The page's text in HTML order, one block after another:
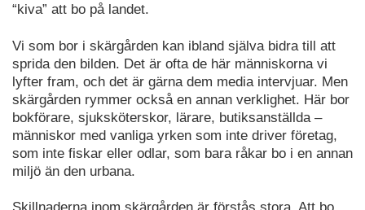
“kiva” att bo på landet.
Vi som bor i skärgården kan ibland själva bidra till att
sprida den bilden. Det är ofta de här människorna vi
lyfter fram, och det är gärna dem media intervjuar. Men
skärgården rymmer också en annan verklighet. Här bor
bokförare, sjuksköterskor, lärare, butiksanställda –
människor med vanliga yrken som inte driver företag,
som inte fiskar eller odlar, som bara råkar bo i en annan
miljö än den urbana.